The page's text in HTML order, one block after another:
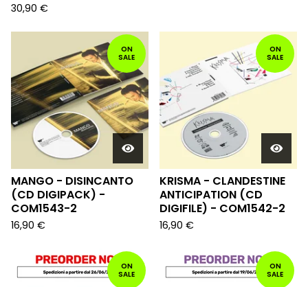
30,90 €
ON
SALE
MANGO - DISINCANTO
(CD DIGIPACK) -
COM1543-2
16,90 €
ON
SALE
KRISMA - CLANDESTINE
ANTICIPATION (CD
DIGIFILE) - COM1542-2
16,90 €
ON
SALE
ON
SALE